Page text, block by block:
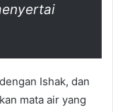
Ishak, dan
mata air yang